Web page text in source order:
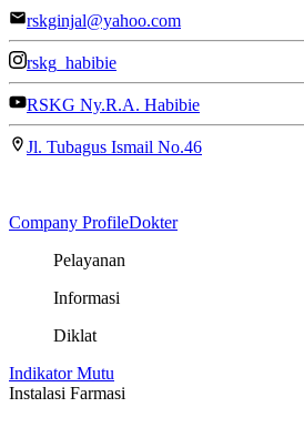
rskginjal@yahoo.com
rskg_habibie
RSKG Ny.R.A. Habibie
Jl. Tubagus Ismail No.46
Company ProfileDokter
Pelayanan
Informasi
Diklat
Indikator Mutu
Instalasi Farmasi